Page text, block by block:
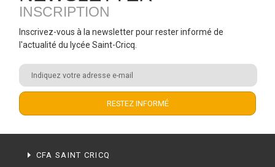
INSCRIPTION
Inscrivez-vous à la newsletter pour rester informé de
l'actualité du lycée Saint-Cricq.
CFA SAINT CRICQ